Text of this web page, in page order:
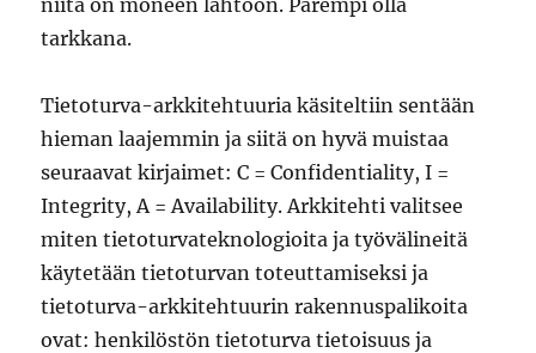
niitä on moneen lähtöön. Parempi olla
tarkkana.
Tietoturva-arkkitehtuuria käsiteltiin sentään
hieman laajemmin ja siitä on hyvä muistaa
seuraavat kirjaimet: C = Confidentiality, I =
Integrity, A = Availability. Arkkitehti valitsee
miten tietoturvateknologioita ja työvälineitä
käytetään tietoturvan toteuttamiseksi ja
tietoturva-arkkitehtuurin rakennuspalikoita
ovat: henkilöstön tietoturva tietoisuus ja